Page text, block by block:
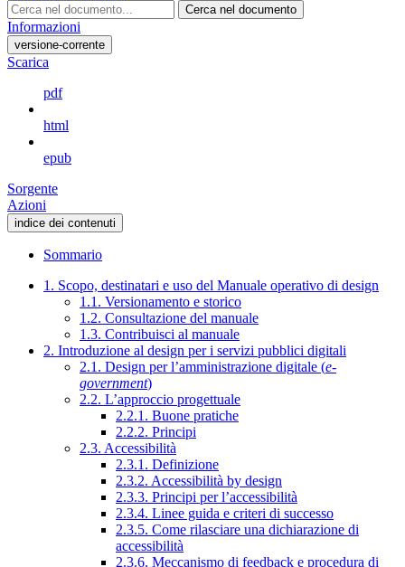
Cerca nel documento
Informazioni
versione-corrente
Scarica
pdf
html
epub
Sorgente
Azioni
indice dei contenuti
Sommario
1. Scopo, destinatari e uso del Manuale operativo di design
1.1. Versionamento e storico
1.2. Consultazione del manuale
1.3. Contribuisci al manuale
2. Introduzione al design per i servizi pubblici digitali
2.1. Design per l’amministrazione digitale (e-
government)
2.2. L’approccio progettuale
2.2.1. Buone pratiche
2.2.2. Principi
2.3. Accessibilità
2.3.1. Definizione
2.3.2. Accessibilità by design
2.3.3. Principi per l’accessibilità
2.3.4. Linee guida e criteri di successo
2.3.5. Come rilasciare una dichiarazione di
accessibilità
2.3.6. Meccanismo di feedback e procedura di